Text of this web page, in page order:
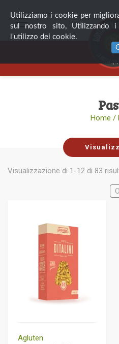
Home /
Visualizzazione di 1-12 di 83
Agluten
Utilizziamo i cookie per
sul nostro sito, Utilizzando i
l'utilizzo dei cookie.